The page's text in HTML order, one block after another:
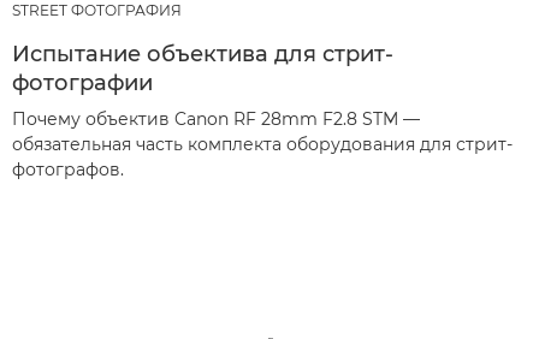
STREET ФОТОГРАФИЯ
Испытание объектива для стрит-
фотографии
Почему объектив Canon RF 28mm F2.8 STM —
обязательная часть комплекта оборудования для стрит-
фотографов.